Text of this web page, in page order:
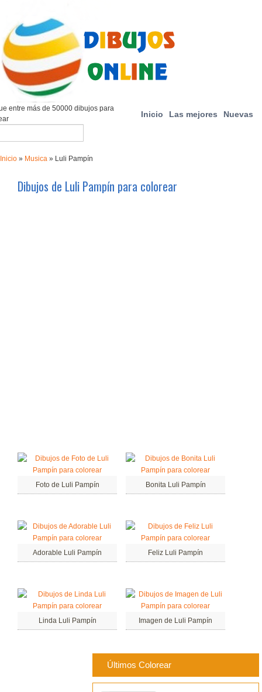
Inicio Las mejores Nuevas
entre más de 50000 dibujos para
Inicio » Musica » Luli Pampín
Dibujos de Luli Pampín para colorear
Foto de Luli Pampín Bonita Luli Pampín
Adorable Luli Pampín Feliz Luli Pampín
Linda Luli Pampín Imagen de Luli Pampín
Últimos Colorear